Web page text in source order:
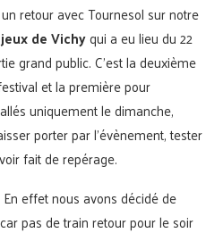
retour avec Tournesol sur notre
de Vichyqui a eu lieu du 22
grand public. C’est la deuxième
et la première pour
uniquement le dimanche,
porter par l’évènement, tester
fait de repérage.
effet nous avons décidé de
pas de train retour pour le soir